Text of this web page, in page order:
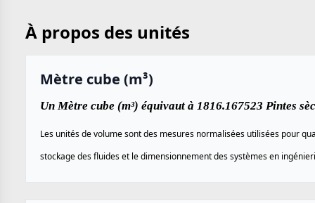
À propos des unités
Mètre cube (m³)
Un Mètre cube (m³) équivaut à 1816.167523 Pintes
Les unités de volume sont des mesures normalisées utilisées pour
stockage des fluides et le dimensionnement des systèmes en